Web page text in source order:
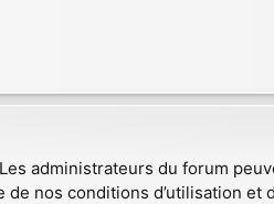
administrateurs du forum
nos conditions d’utilisation et